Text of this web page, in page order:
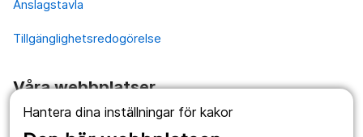
Hantera dina inställningar för kakor
Anslagstavla
Tillgänglighetsredogörelse
Våra webbplatser
1177.se